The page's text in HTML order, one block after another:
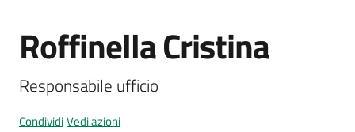
Novità
Servizi
Salta al contenuto
Roffinella Cristina
Responsabile ufficio
CondividiVedi azioni